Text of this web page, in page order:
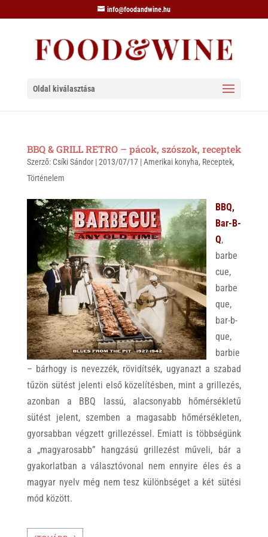
info@foodandwine.hu
Oldal kiválasztása
BBQ & GRILL RETRO – pácok, szószok, receptek
Szerző: Csíki Sándor|2013/07/17|Amerikai konyha, Receptek,
Történelem
BBQ,
Bar-B-
Q,
barbe
cue,
barbe
que,
bar-b-
que,
barbie
– bárhogy is nevezzék, rövidítsék, ugyanazt a szabad
tűzön sütést jelenti első közelítésben, mint a grillezés,
azonban a BBQ lassú, alacsonyabb hőmérsékletű
sütést jelent, szemben a magasabb hőmérsékleten,
gyorsabban végzett grillezéssel. Emiatt is többségünk
a „magyarosabb” hangzású grillezést műveli, bár a
gyakorlatban a választóvonal nem ennyire éles és a
magyar nyelv még nem tesz különbséget a két sütési
mód között.